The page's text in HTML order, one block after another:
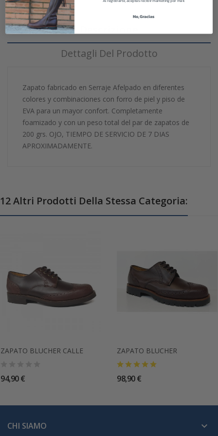
Dettagli Del Prodotto
Zapato fabricado en Serraje Afelpado en diferentes
colores y combinaciones con forro de piel y piso de
EVA para un mayor confort. Completamente
foamizado y con un peso total del par de zapatos de
200 grs. OJO, TIEMPO DE SERVICIO DE 7 DIAS
APROXIMADAMENTE.
12 Altri Prodotti Della Stessa Categoria:
ZAPATO BLUCHER CALLE
94,90 €
ZAPATO BLUCHER
98,90 €
CHI SIAMO keyboard_arrow_down
No, Gracias